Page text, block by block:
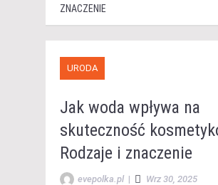
ZNACZENIE
URODA
Jak woda wpływa na
skuteczność
Rodzaje i znaczenie
evepolka.pl | Wrz 30, 2025